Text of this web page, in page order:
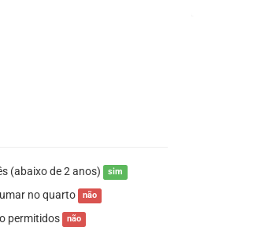
(abaixo de 2 anos) sim
no quarto não
permitidos não